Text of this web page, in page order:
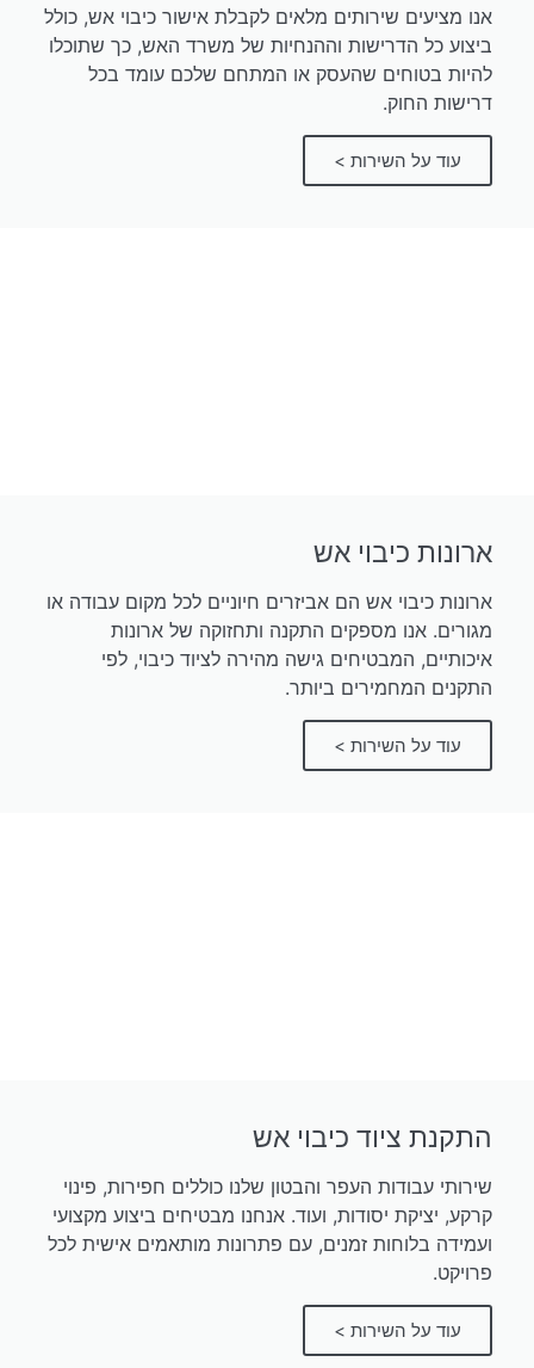
אנו מציעים שירותים מלאים לקבלת אישור כיבוי אש, כולל
ביצוע כל הדרישות וההנחיות של משרד האש, כך שתוכלו
להיות בטוחים שהעסק או המתחם שלכם עומד בכל
דרישות החוק.
עוד על השירות >
ארונות כיבוי אש
ארונות כיבוי אש הם אביזרים חיוניים לכל מקום עבודה או
מגורים. אנו מספקים התקנה ותחזוקה של ארונות
איכותיים, המבטיחים גישה מהירה לציוד כיבוי, לפי
התקנים המחמירים ביותר.
עוד על השירות >
התקנת ציוד כיבוי אש
שירותי עבודות העפר והבטון שלנו כוללים חפירות, פינוי
קרקע, יציקת יסודות, ועוד. אנחנו מבטיחים ביצוע מקצועי
ועמידה בלוחות זמנים, עם פתרונות מותאמים אישית לכל
פרויקט.
עוד על השירות >